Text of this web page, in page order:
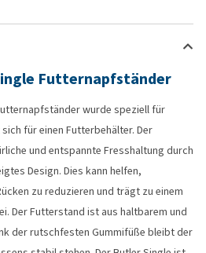
Futternapfständer
wurde speziell für
für einen Futterbehälter. Der
und entspannte Fresshaltung durch
Design. Dies kann helfen,
zu reduzieren und trägt zu einem
Der Futterstand ist aus haltbarem und
der rutschfesten Gummifüße bleibt der